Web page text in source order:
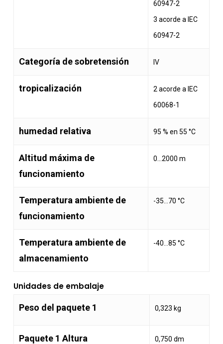
60947-2
3 acorde a IEC
60947-2
Categoría de sobretensión IV
tropicalización
2 acorde a IEC
60068-1
humedad relativa 95 % en 55 °C
Altitud máxima de
funcionamiento
0…2000 m
Temperatura ambiente de
funcionamiento
-35…70 °C
Temperatura ambiente de
almacenamiento
-40…85 °C
Unidades de embalaje
Peso del paquete 1 0,323 kg
Paquete 1 Altura 0,750 dm